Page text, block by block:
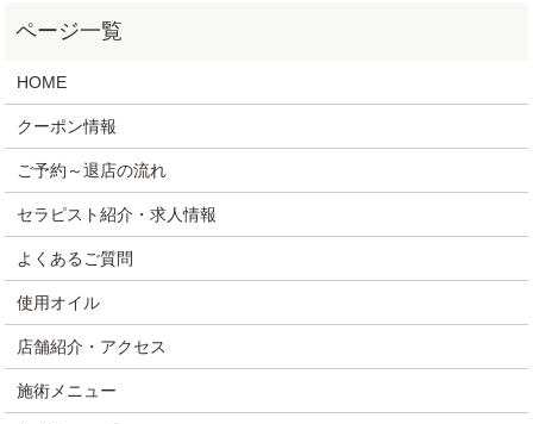
HOME
クーポン情報
ご予約～退店の流れ
セラピスト紹介・求人情報
よくあるご質問
使用オイル
店舗紹介・アクセス
施術メニュー